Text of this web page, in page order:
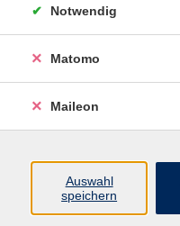
Notwendig
Matomo
Maileon
Auswahl
speichern